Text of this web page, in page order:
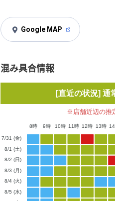
Google MAP
混み具合情報